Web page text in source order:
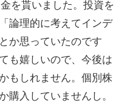
を貰いました。投資を
論理的に考えてインデ
か思っていたのです
も嬉しいので、今後は
もしれません。個別株
購入していませんし。